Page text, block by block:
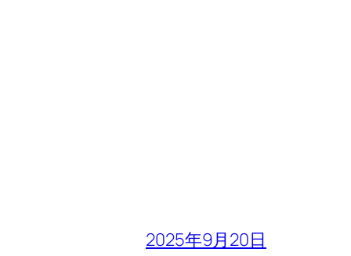
2025年9月20日